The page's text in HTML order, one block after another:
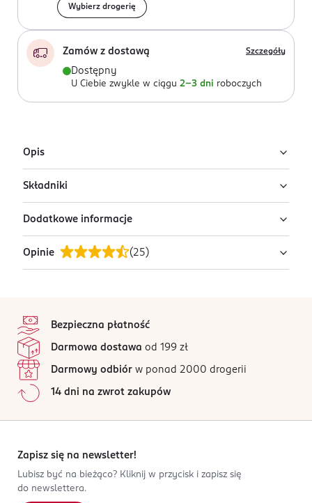
Wybierz drogerię
Zamów z dostawą Szczegóły
Dostępny
U Ciebie zwykle w ciągu 2-3 dni roboczych
Opis
Bawełniany ręcznik w kolorze śmietankowym o
wymiarach 70 x 140 cm.
Idealny do użytku po kąpieli, sprawdzi się zarówno w
łazience, jak i na plaży.
Gramatura: 500 g/m²
Składniki
Bawełna 100%
Dodatkowe informacje
PRODUCENT/PODMIOT ODPOWIEDZIALNY
Faro Tekstylia sp. z o.o. sp. k.
Kod EAN
5 904541 930664
Opinie (25 )
Wszystkie opinie są zweryfikowane zakupem.
4
0%
2
1
0%
Bezpieczna płatność
Darmowa dostawa od 199 zł
Darmowy odbiór w ponad 2000 drogerii
14 dni na zwrot zakupów
Zapisz się na newsletter!
Lubisz być na bieżąco? Kliknij w przycisk i zapisz się
do newslettera.